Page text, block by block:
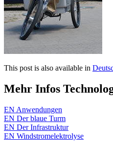
This post is also available in
Mehr Infos
EN Anwendungen
EN Der blaue Turm
EN Der Infrastruktur
EN Windstromelektrolyse